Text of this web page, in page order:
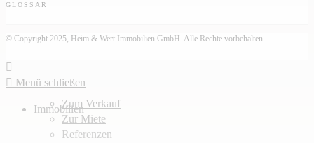
GLOSSAR
© Copyright 2025, Heim & Wert Immobilien GmbH. Alle Rechte vorbehalten.
Menü schließen
ImmobilienZum Verkauf
Zur Miete
Referenzen